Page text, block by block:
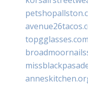
topgglasses.com